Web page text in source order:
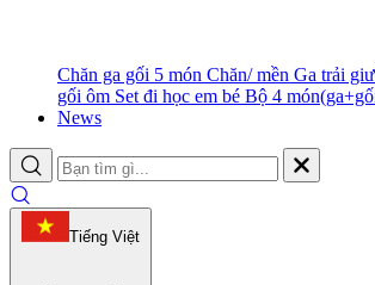
Chăn ga gối 5 món Chăn/ mền Ga trải
gối ôm Set đi học em bé Bộ 4
News
Tiếng Việt